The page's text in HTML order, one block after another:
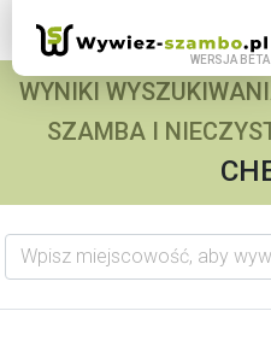
WYNIKI
SZAMBA I
Wpisz miejscowość, aby wywieźć szambo